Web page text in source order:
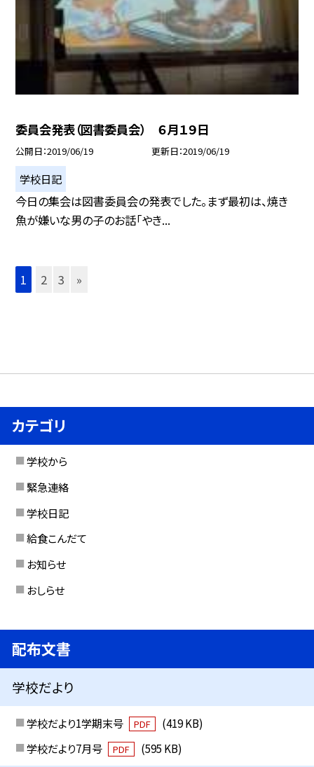
委員会発表（図書委員会） ６月１９日
公開日 2019/06/19 更新日 2019/06/19
学校日記
今日の集会は図書委員会の発表でした。まず最初は、焼き
魚が嫌いな男の子のお話「やき...
1 2 3 »
カテゴリ
学校から
緊急連絡
学校日記
給食こんだて
お知らせ
おしらせ
配布文書
学校だより
学校だより1学期末号 PDF
(419 KB)
学校だより7月号
PDF (595 KB)